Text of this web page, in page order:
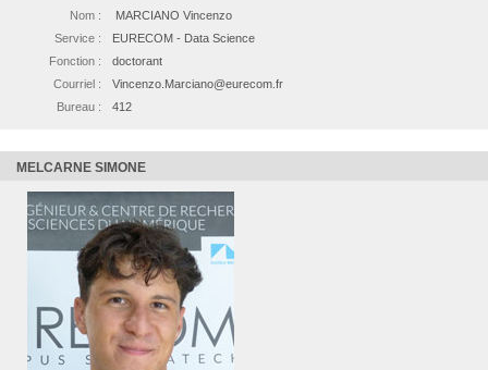
Nom :
MARCIANO Vincenzo
Service :
EURECOM - Data Science
Fonction :
doctorant
Courriel :
Vincenzo.Marciano@eurecom.fr
Bureau :
412
MELCARNE SIMONE